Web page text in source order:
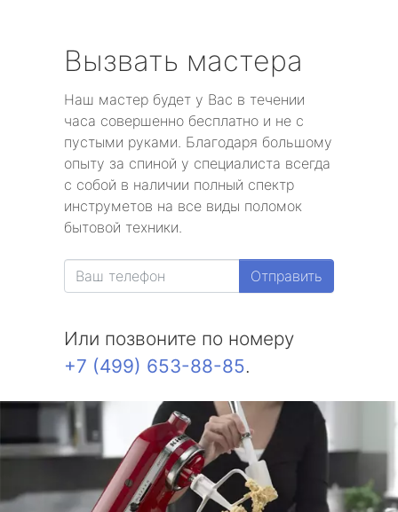
Вызвать мастера
Наш мастер будет у Вас в течении
часа совершенно бесплатно и не с
пустыми руками. Благодаря большому
опыту за спиной у специалиста всегда
с собой в наличии полный спектр
инструметов на все виды поломок
бытовой техники.
Отправить
Или позвоните по номеру
+7 (499) 653-88-85.